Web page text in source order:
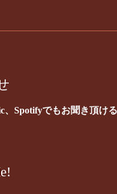
、Spotifyでもお聞き頂け